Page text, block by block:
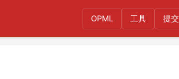
OPML 工具 提交